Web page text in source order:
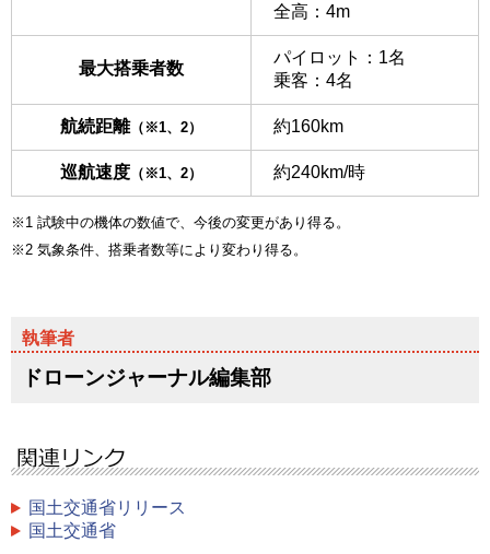
全高：4m
最大搭乗者数
パイロット：1名
乗客：4名
航続距離（※1、2） 約160km
巡航速度 （※1、2） 約240km/時
※1 試験中の機体の数値で、今後の変更があり得る。
※2 気象条件、搭乗者数等により変わり得る。
ドローンジャーナル編集部
国土交通省リリース
国土交通省